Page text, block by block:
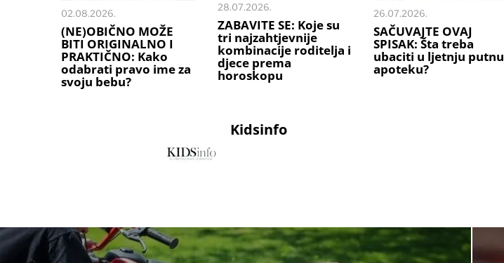
02.08.2026.
(NE)OBIČNO MOŽE
BITI ORIGINALNO I
PRAKTIČNO: Kako
odabrati pravo ime za
svoju bebu?
28.07.2026.
ZABAVITE SE: Koje su
tri najzahtjevnije
kombinacije roditelja i
djece prema
horoskopu
26.07.2026.
SAČUVAJTE OVAJ
SPISAK: Šta treba
ubaciti u ljetnju putnu
apoteku?
Kidsinfo